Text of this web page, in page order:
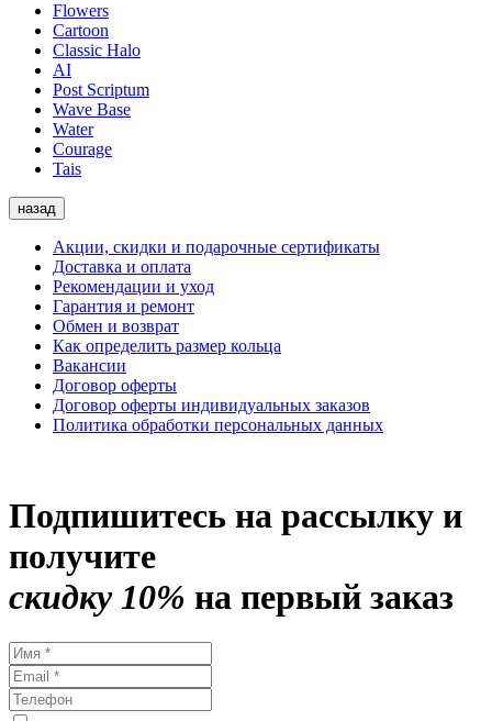
Flowers
Cartoon
Classic Halo
AI
Post Scriptum
Wave Base
Water
Courage
Tais
назад
Акции, скидки и подарочные сертификаты
Доставка и оплата
Рекомендации и уход
Гарантия и ремонт
Обмен и возврат
Как определить размер кольца
Вакансии
Договор оферты
Договор оферты индивидуальных заказов
Политика обработки персональных данных
Подпишитесь на рассылку и
получите
скидку 10% на первый заказ